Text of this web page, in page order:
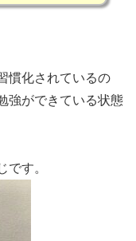
慣化されているの
強ができている状態
です。